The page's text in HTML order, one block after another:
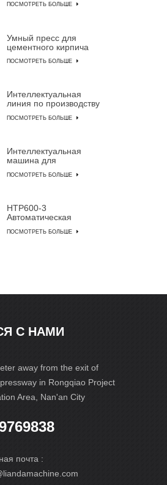
ПОСМОТРЕТЬ БОЛЬШЕ
Умный пресс для
цементного кирпича
ПОСМОТРЕТЬ БОЛЬШЕ
Интеллектуальная
линия по производству
QYJ-4000
ПОСМОТРЕТЬ БОЛЬШЕ
Интеллектуальная
машина для
HTP600-3A
ПОСМОТРЕТЬ БОЛЬШЕ
HTP600-3
Автоматическая
изготовления блоков
ПОСМОТРЕТЬ БОЛЬШЕ
С НАМИ
away from the exit of
in Rongqiao Project
Area, Nan'an City
почта :